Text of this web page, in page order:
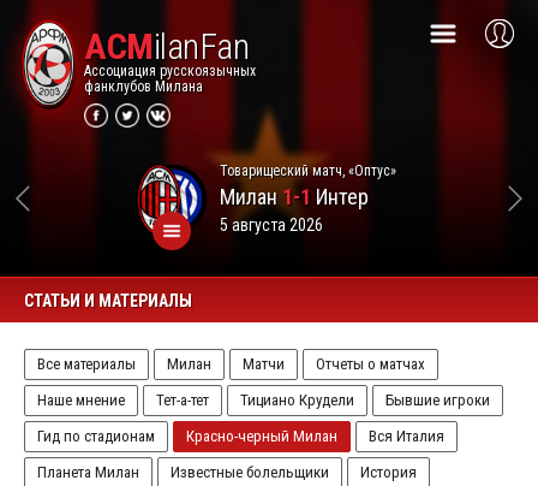
ACMilanFan
Ассоциация русскоязычных
фанклубов Милана
Товарищеский матч, «Оптус»
Милан1-1 Интер
5 августа 2026
СТАТЬИ И МАТЕРИАЛЫ
Все материалы Милан Матчи
Отчеты о матчах
Наше мнение
Тет-а-тет Тициано Крудели
Бывшие игроки
Гид по стадионам
Красно-черный Милан
Вся Италия
Планета Милан
Известные болельщики
История